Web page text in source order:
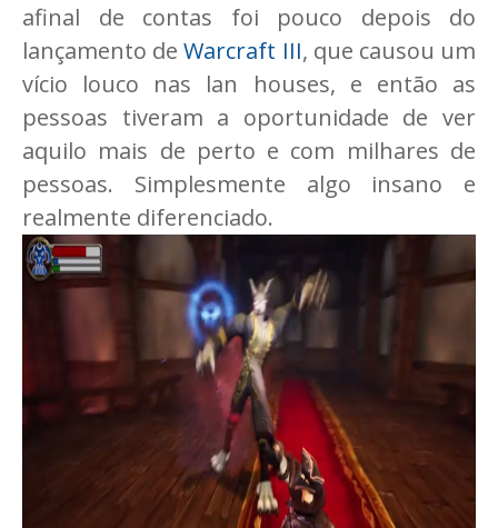
afinal de contas foi pouco depois do
lançamento deWarcraft III, que causou um
vício louco nas lan houses, e então as
pessoas tiveram a oportunidade de ver
aquilo mais de perto e com milhares de
pessoas. Simplesmente algo insano e
realmente diferenciado.